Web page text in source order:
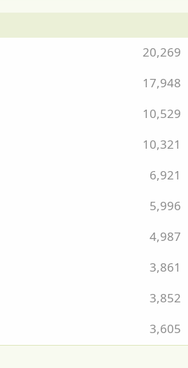
20,269
17,948
10,529
10,321
6,921
5,996
4,987
3,861
3,852
3,605